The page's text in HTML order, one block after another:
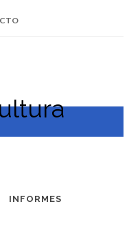
Soundcloud
Youtube
INFORMES